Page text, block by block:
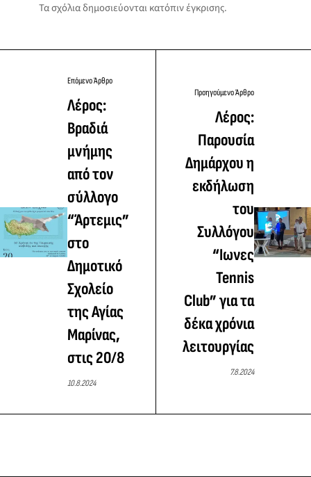
Τα σχόλια δημοσιεύονται κατόπιν έγκρισης.
Επόμενο Άρθρο
Λέρος:
Βραδιά
μνήμης
από τον
σύλλογο
“Άρτεμις”
στο
Δημοτικό
Σχολείο
της Αγίας
Μαρίνας,
στις 20/8
10.8.2024
Προηγούμενο Άρθρο
Λέρος:
Παρουσία
Δημάρχου η
εκδήλωση
του
Συλλόγου
“Ιωνες
Tennis
Club” για τα
δέκα χρόνια
λειτουργίας
7.8.2024